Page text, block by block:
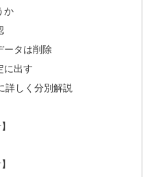
か
タは削除
に出す
詳しく分別解説